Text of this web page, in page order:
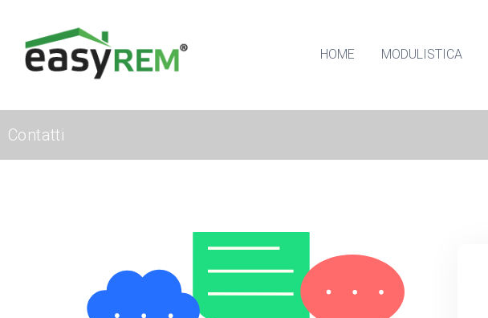
HOME MODULISTICA
Contatti